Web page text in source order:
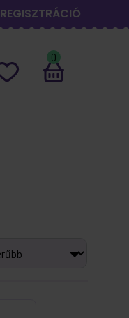
REGISZTRÁCIÓ
0